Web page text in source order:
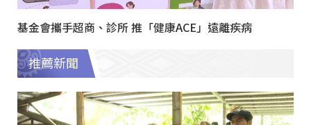
基金會攜手超商、診所 推「健康ACE」遠離疾病
推薦新聞